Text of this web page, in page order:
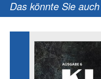
Das könnte Sie